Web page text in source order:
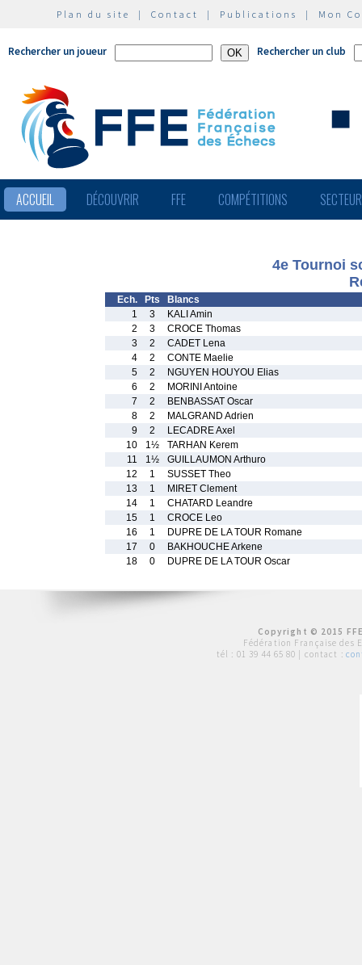
Plan du site | Contact | Publications | Mon
Rechercher un joueur Rechercher un club
ACCUEIL DÉCOUVRIR FFE COMPÉTITIONS
4e Tournoi
Ech. Pts
Blancs
1
3
KALI Amin
2
3
CROCE Thomas
3
2
CADET Lena
4
2
CONTE Maelie
5
2
NGUYEN HOUYOU Elias
6
2
MORINI Antoine
7
2
BENBASSAT Oscar
8
2
MALGRAND Adrien
9
2
LECADRE Axel
10
1½
TARHAN Kerem
11
1½
GUILLAUMON Arthuro
12
1
SUSSET Theo
13
1
MIRET Clement
14
1
CHATARD Leandre
15
1
CROCE Leo
16
1
DUPRE DE LA TOUR Romane
17
0
BAKHOUCHE Arkene
18
0 DUPRE DE LA TOUR Oscar
Copyright © 2015
Fédération Française des
tél : 01 39 44 65 80 | contact :